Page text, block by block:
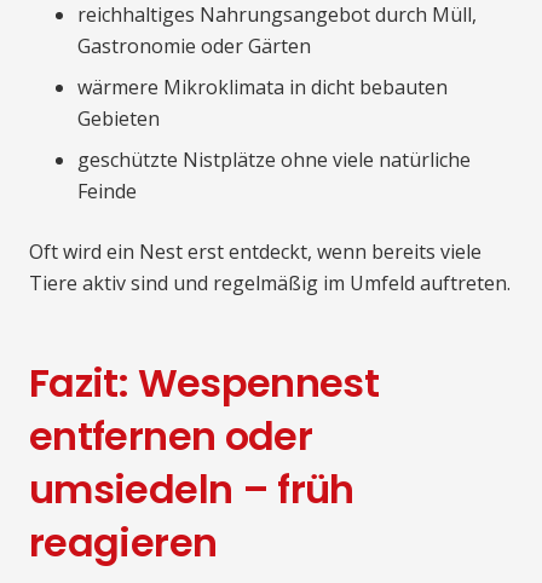
reichhaltiges Nahrungsangebot durch Müll,
Gastronomie oder Gärten
wärmere Mikroklimata in dicht bebauten
Gebieten
geschützte Nistplätze ohne viele natürliche
Feinde
Oft wird ein Nest erst entdeckt, wenn bereits viele
Tiere aktiv sind und regelmäßig im Umfeld auftreten.
Fazit: Wespennest
entfernen oder
umsiedeln – früh
reagieren